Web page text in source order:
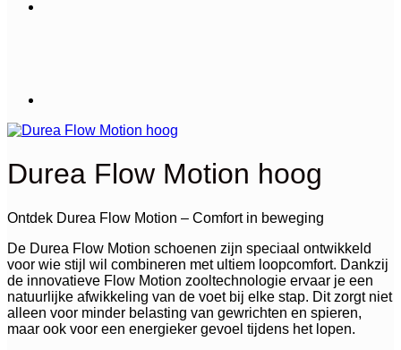
Durea Flow Motion hoog
Ontdek Durea Flow Motion – Comfort in beweging
De Durea Flow Motion schoenen zijn speciaal ontwikkeld
voor wie stijl wil combineren met ultiem loopcomfort. Dankzij
de innovatieve Flow Motion zooltechnologie ervaar je een
natuurlijke afwikkeling van de voet bij elke stap. Dit zorgt niet
alleen voor minder belasting van gewrichten en spieren,
maar ook voor een energieker gevoel tijdens het lopen.